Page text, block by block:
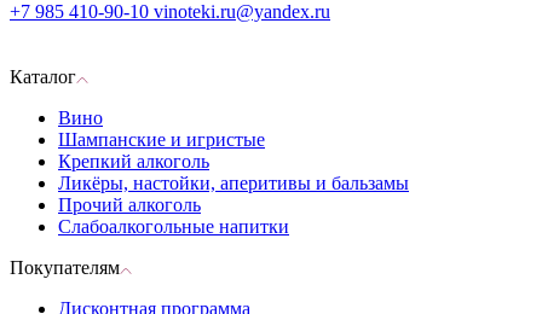
+7 985 410-90-10 vinoteki.ru@yandex.ru
Каталог
Вино
Шампанские и игристые
Крепкий алкоголь
Ликёры, настойки, аперитивы и бальзамы
Прочий алкоголь
Слабоалкогольные напитки
Покупателям
Дисконтная программа